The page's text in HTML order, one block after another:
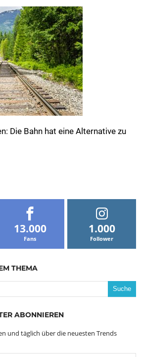
Die Bahn hat eine Alternative zu
13.000
Fans
1.000
Follower
THEMA
ABONNIEREN
und täglich über die neuesten Trends